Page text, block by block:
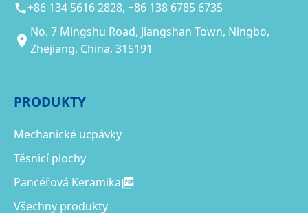
+86 134 5616 2828, +86 138 6785 6735
No. 7 Mingshu Road, Jiangshan Town, Ningbo,
Zhejiang, China, 315191
PRODUKTY
Mechanické ucpávky
Těsnicí plochy
Pancéřová Keramika
Všechny produkty